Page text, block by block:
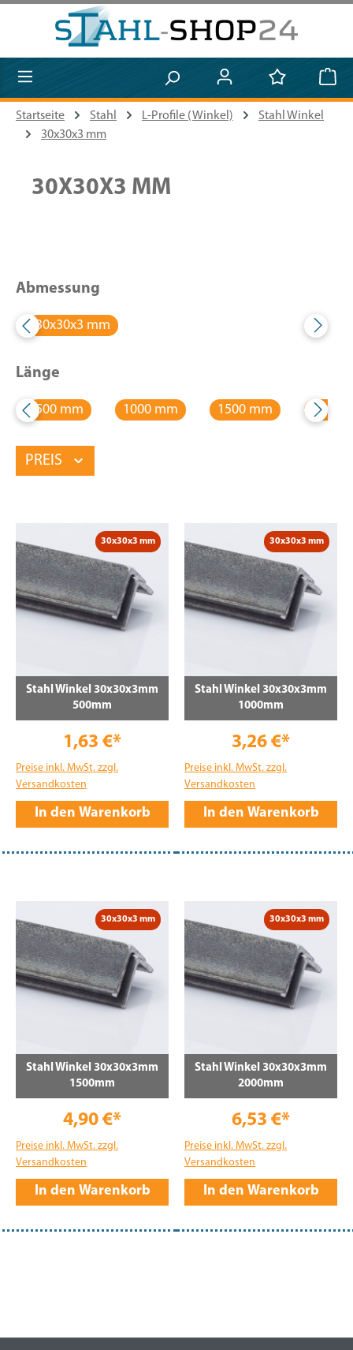
Zum Hauptinhalt springen
Startseite Stahl L-Profile (Winkel)
Stahl Winkel
30x30x3 mm
30X30X3 MM
Abmessung
30x30x3 mm
Länge
500 mm 1000 mm 1500 mm 2000
PREIS
30x30x3 mm
Stahl Winkel 30x30x3mm
500mm
1,63 €*
Preise inkl. MwSt. zzgl.
Versandkosten
In den Warenkorb
30x30x3 mm
Stahl Winkel 30x30x3mm
1000mm
3,26 €*
Preise inkl. MwSt. zzgl.
Versandkosten
In den Warenkorb
30x30x3 mm
Stahl Winkel 30x30x3mm
1500mm
4,90 €*
Preise inkl. MwSt. zzgl.
Versandkosten
In den Warenkorb
30x30x3 mm
Stahl Winkel 30x30x3mm
2000mm
6,53 €*
Preise inkl. MwSt. zzgl.
Versandkosten
In den Warenkorb